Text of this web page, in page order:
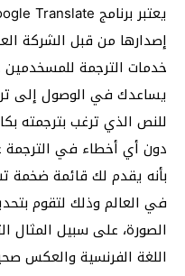
خدمات الترجمة
يساعدك في الوصول إلى
للنص الذي ترغب بترجمته
دون أي أخطاء في الترجمة
بأنه يقدم لك قائمة ضخمة
في العالم وذلك لتقوم
الصورة، على سبيل المثال
اللغة الفرنسية والعكس